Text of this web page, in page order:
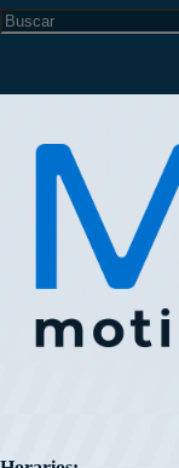
Llena el
WhatsApp
Respondemos